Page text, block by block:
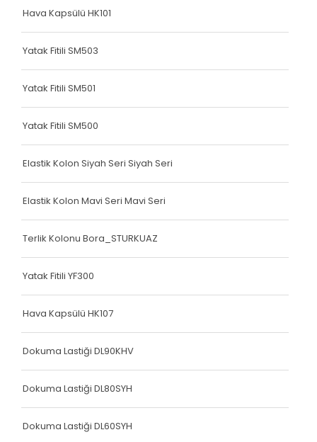
Terlik Kolonu
Terlik Kolonu
Köşe Koruyucu
Terlik Kolonu
Terlik Kolonu
Polis Yeleği
Yatak Fitili
Hava Kapsülü HK101
Yatak Fitili SM503
Yatak Fitili SM501
Yatak Fitili SM500
Elastik Kolon Siyah Seri Siyah Seri
Elastik Kolon Mavi Seri Mavi Seri
Terlik Kolonu Bora_STURKUAZ
Yatak Fitili YF300
Hava Kapsülü HK107
Dokuma Lastiği DL90KHV
Dokuma Lastiği DL80SYH
Dokuma Lastiği DL60SYH